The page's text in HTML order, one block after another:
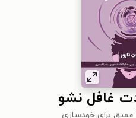
غافل نشو
عمیق برای خودسازی